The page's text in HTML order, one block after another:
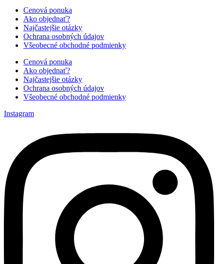
Cenová ponuka
Ako objednať?
Najčastejšie otázky
Ochrana osobných údajov
Všeobecné obchodné podmienky
Cenová ponuka
Ako objednať?
Najčastejšie otázky
Ochrana osobných údajov
Všeobecné obchodné podmienky
Instagram